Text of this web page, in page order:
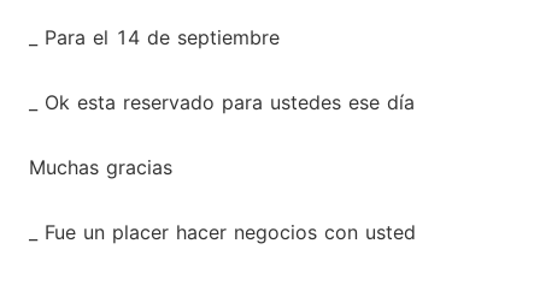
_ Para el 14 de septiembre
_ Ok esta reservado para ustedes ese día
Muchas gracias
_ Fue un placer hacer negocios con usted